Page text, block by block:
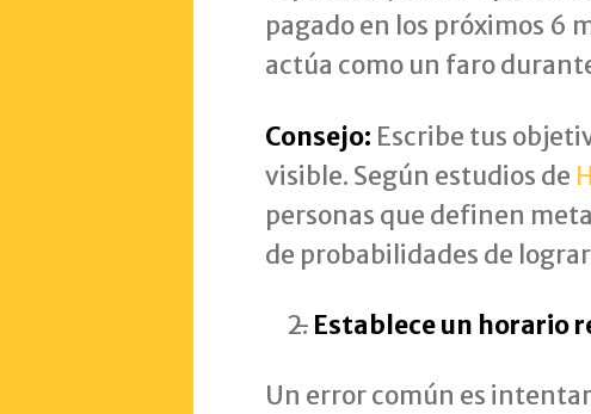
pagado en los próximos 6
actúa como un faro
Consejo: Escribe tus
visible. Según estudios de
personas que definen
de probabilidades de
Establece un horario
Un error común es